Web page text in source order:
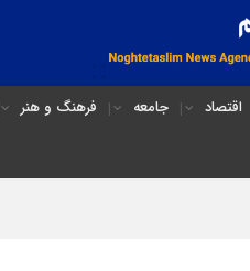
اقتصاد جامعه فرهنگ و هنر